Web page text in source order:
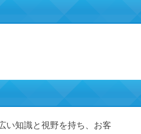
い知識と視野を持ち、お客